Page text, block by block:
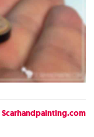
Scarhandpainting.com